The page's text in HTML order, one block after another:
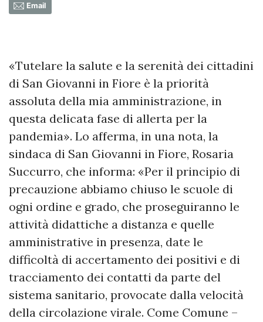
Email
«Tutelare la salute e la serenità dei cittadini
di San Giovanni in Fiore è la priorità
assoluta della mia amministrazione, in
questa delicata fase di allerta per la
pandemia». Lo afferma, in una nota, la
sindaca di San Giovanni in Fiore, Rosaria
Succurro, che informa: «Per il principio di
precauzione abbiamo chiuso le scuole di
ogni ordine e grado, che proseguiranno le
attività didattiche a distanza e quelle
amministrative in presenza, date le
difficoltà di accertamento dei positivi e di
tracciamento dei contatti da parte del
sistema sanitario, provocate dalla velocità
della circolazione virale. Come Comune –